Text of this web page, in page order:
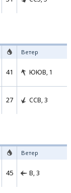
Ветер
41 ЮЮВ, 1
27 ССВ, 3
Ветер
45 В, 3